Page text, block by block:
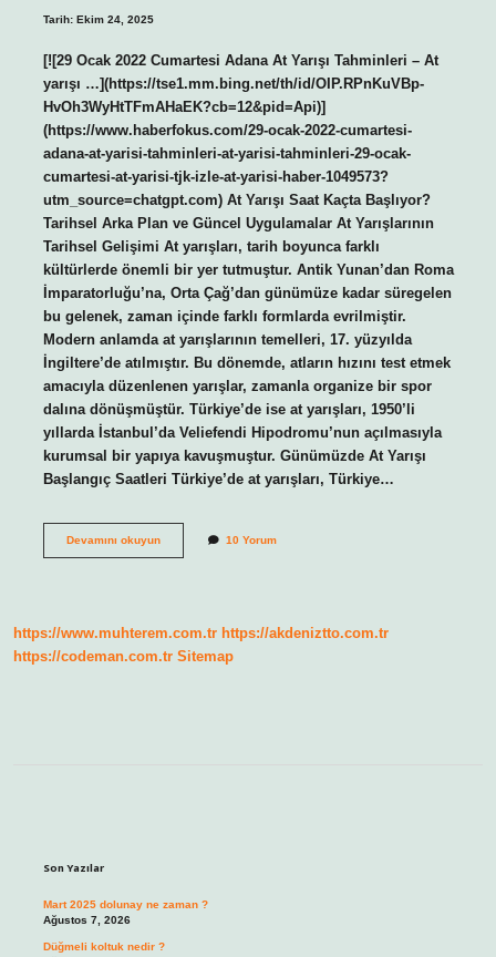
Tarih: Ekim 24, 2025
[![29 Ocak 2022 Cumartesi Adana At Yarışı Tahminleri – At
yarışı …](https://tse1.mm.bing.net/th/id/OIP.RPnKuVBp-
HvOh3WyHtTFmAHaEK?cb=12&pid=Api)]
(https://www.haberfokus.com/29-ocak-2022-cumartesi-
adana-at-yarisi-tahminleri-at-yarisi-tahminleri-29-ocak-
cumartesi-at-yarisi-tjk-izle-at-yarisi-haber-1049573?
utm_source=chatgpt.com) At Yarışı Saat Kaçta Başlıyor?
Tarihsel Arka Plan ve Güncel Uygulamalar At Yarışlarının
Tarihsel Gelişimi At yarışları, tarih boyunca farklı
kültürlerde önemli bir yer tutmuştur. Antik Yunan’dan Roma
İmparatorluğu’na, Orta Çağ’dan günümüze kadar süregelen
bu gelenek, zaman içinde farklı formlarda evrilmiştir.
Modern anlamda at yarışlarının temelleri, 17. yüzyılda
İngiltere’de atılmıştır. Bu dönemde, atların hızını test etmek
amacıyla düzenlenen yarışlar, zamanla organize bir spor
dalına dönüşmüştür. Türkiye’de ise at yarışları, 1950’li
yıllarda İstanbul’da Veliefendi Hipodromu’nun açılmasıyla
kurumsal bir yapıya kavuşmuştur. Günümüzde At Yarışı
Başlangıç Saatleri Türkiye’de at yarışları, Türkiye…
Devamını okuyunAt
10 Yorum
https://www.muhterem.com.tr https://akdeniztto.com.tr
https://codeman.com.tr Sitemap
Son Yazılar
Mart 2025 dolunay ne zaman ?
Ağustos 7, 2026
Düğmeli koltuk nedir ?